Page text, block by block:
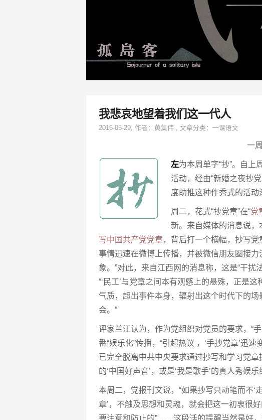
我悲哀地望着我们这一代人
2016-05-29, 作者： 黄集伟 , 文章分类： 一课语文
一
左为本周单字“抄”。自上
活动，经由“新婚之夜抄
度助推这种作秀式的活动
周二，花式“抄党章”在“党
新。来自媒体的消息说，
写中国共产党党章，背后打一个横幅，抄写
事情迅速在微博上传播，并被微信朋友圈接
象。”对此，来自江西网的消息称，这是“干扰
“‘民工’与党章之间本有观感上的悬殊，正是
气质，超出事件本身，辐射出这个时代下的场
会。”
评家兰江认为，作为党组织对党员的要求，“
番“娱乐化”传播，“引起热议 ，‘手抄党章’
已完全脱离中共中央要求通过抄写和学习党
的‘中国好声音’，或是‘我是歌手’的真人秀娱乐
本周二，党报刊文说，“如果抄写只动笔而不‘
章’，不触及思想和灵魂，就会把这一初衷很
要注意和防止的”……这段话的提醒当然是好，